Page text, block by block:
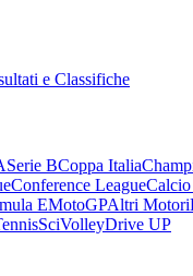
e Classifiche
Serie BCoppa Italia
Conference League
EMotoGPAltri Motori
SciVolleyDrive UP